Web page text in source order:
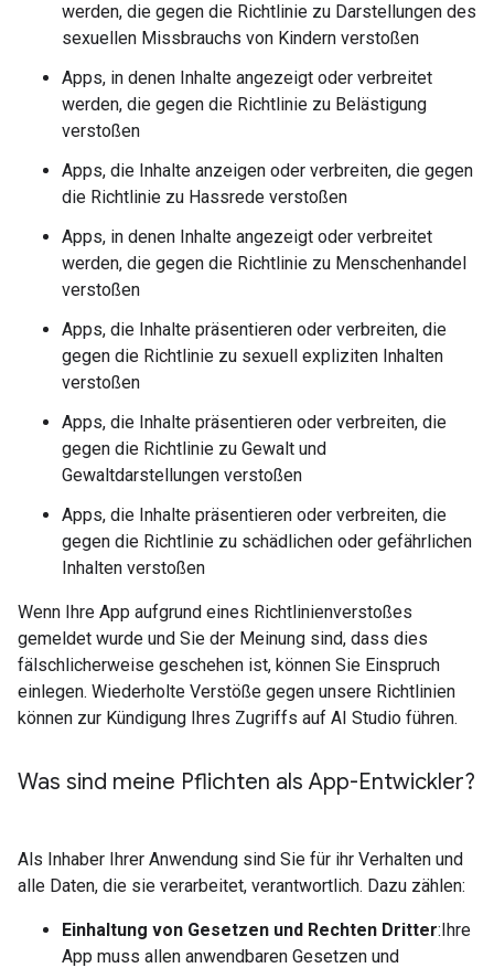
werden, die gegen die Richtlinie zu Darstellungen des
sexuellen Missbrauchs von Kindern verstoßen
Apps, in denen Inhalte angezeigt oder verbreitet
werden, die gegen die Richtlinie zu Belästigung
verstoßen
Apps, die Inhalte anzeigen oder verbreiten, die gegen
die Richtlinie zu Hassrede verstoßen
Apps, in denen Inhalte angezeigt oder verbreitet
werden, die gegen die Richtlinie zu Menschenhandel
verstoßen
Apps, die Inhalte präsentieren oder verbreiten, die
gegen die Richtlinie zu sexuell expliziten Inhalten
verstoßen
Apps, die Inhalte präsentieren oder verbreiten, die
gegen die Richtlinie zu Gewalt und
Gewaltdarstellungen verstoßen
Apps, die Inhalte präsentieren oder verbreiten, die
gegen die Richtlinie zu schädlichen oder gefährlichen
Inhalten verstoßen
Wenn Ihre App aufgrund eines Richtlinienverstoßes
gemeldet wurde und Sie der Meinung sind, dass dies
fälschlicherweise geschehen ist, können Sie Einspruch
einlegen. Wiederholte Verstöße gegen unsere Richtlinien
können zur Kündigung Ihres Zugriffs auf AI Studio führen.
Was sind meine Pflichten als App-Entwickler?
Als Inhaber Ihrer Anwendung sind Sie für ihr Verhalten und
alle Daten, die sie verarbeitet, verantwortlich. Dazu zählen:
Einhaltung von Gesetzen und Rechten Dritter:Ihre
App muss allen anwendbaren Gesetzen und